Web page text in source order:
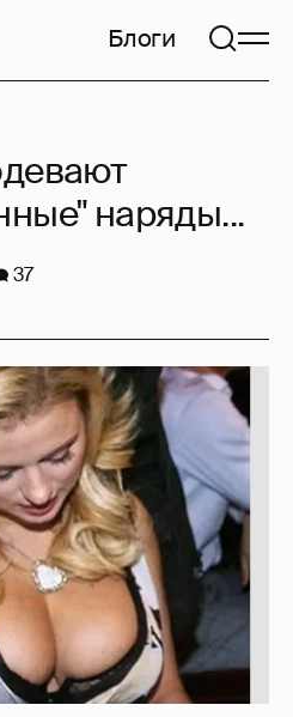
Блоги
наряды...
37